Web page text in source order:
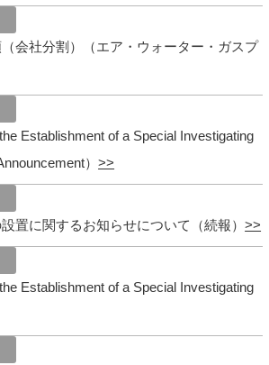
会社分割）（エア・ウォーター・ガスプ
Establishment of a Special Investigating
）
置に関するお知らせについて（続報）
Establishment of a Special Investigating